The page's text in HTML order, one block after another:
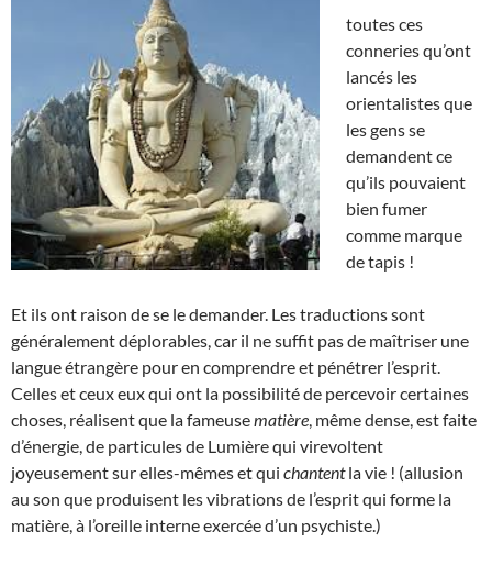
toutes ces
conneries qu’ont
lancés les
orientalistes que
les gens se
demandent ce
qu’ils pouvaient
bien fumer
comme marque
de tapis !
Et ils ont raison de se le demander. Les traductions sont
généralement déplorables, car il ne suffit pas de maîtriser une
langue étrangère pour en comprendre et pénétrer l’esprit.
Celles et ceux eux qui ont la possibilité de percevoir certaines
choses, réalisent que la fameusematière , même dense, est faite
d’énergie, de particules de Lumière qui virevoltent
joyeusement sur elles-mêmes et qui chantentla vie ! (allusion
au son que produisent les vibrations de l’esprit qui forme la
matière, à l’oreille interne exercée d’un psychiste.)